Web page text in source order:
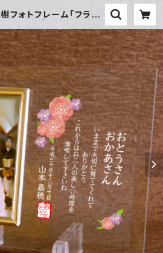
フォトフレーム「フラワ
・名入れ・オーダーメイ
ド時計の通販